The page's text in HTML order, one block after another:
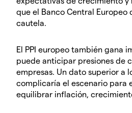
que el Banco Central Europeo
cautela.
El PPI europeo también gana
puede anticipar presiones de
empresas. Un dato superior a
complicaría el escenario para
equilibrar inflación,